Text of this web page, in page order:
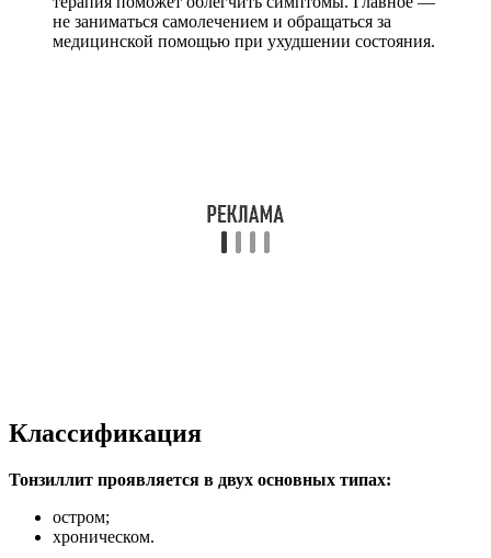
не заниматься самолечением и обращаться за
медицинской помощью при ухудшении состояния.
Классификация
Тонзиллит проявляется в двух основных типах:
остром;
хроническом.